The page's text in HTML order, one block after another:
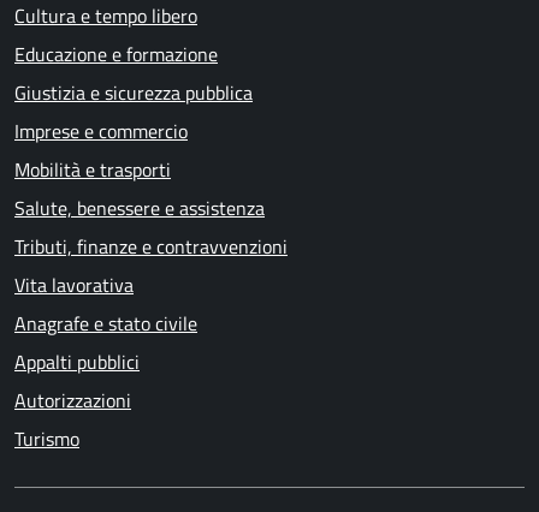
Cultura e tempo libero
Educazione e formazione
Giustizia e sicurezza pubblica
Imprese e commercio
Mobilità e trasporti
Salute, benessere e assistenza
Tributi, finanze e contravvenzioni
Vita lavorativa
Anagrafe e stato civile
Appalti pubblici
Autorizzazioni
Turismo